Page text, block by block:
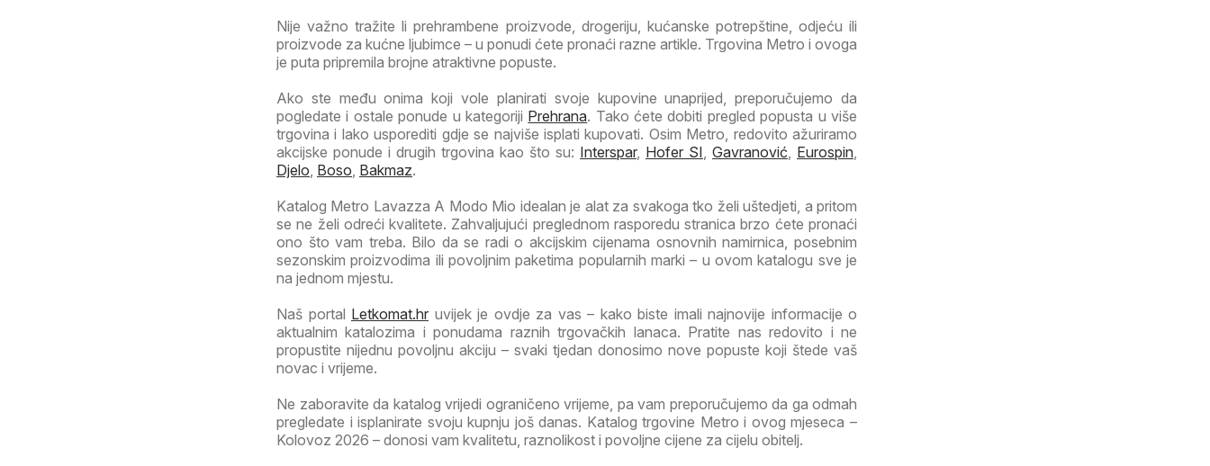
Nije važno tražite li prehrambene proizvode, drogeriju, kućanske potrepštine, odjeću ili
proizvode za kućne ljubimce – u ponudi ćete pronaći razne artikle. Trgovina Metro i ovoga
je puta pripremila brojne atraktivne popuste.
Ako ste među onima koji vole planirati svoje kupovine unaprijed, preporučujemo da
pogledate i ostale ponude u kategoriji Prehrana. Tako ćete dobiti pregled popusta u više
trgovina i lako usporediti gdje se najviše isplati kupovati. Osim Metro, redovito ažuriramo
akcijske ponude i drugih trgovina kao što su: Interspar, Hofer SI Gavranović Eurospin
Djelo Boso Bakmaz.
Katalog Metro Lavazza A Modo Mio idealan je alat za svakoga tko želi uštedjeti, a pritom
se ne želi odreći kvalitete. Zahvaljujući preglednom rasporedu stranica brzo ćete pronaći
ono što vam treba. Bilo da se radi o akcijskim cijenama osnovnih namirnica, posebnim
sezonskim proizvodima ili povoljnim paketima popularnih marki – u ovom katalogu sve je
na jednom mjestu.
Naš portal Letkomat.hr uvijek je ovdje za vas – kako biste imali najnovije informacije o
aktualnim katalozima i ponudama raznih trgovačkih lanaca. Pratite nas redovito i ne
propustite nijednu povoljnu akciju – svaki tjedan donosimo nove popuste koji štede vaš
novac i vrijeme.
Ne zaboravite da katalog vrijedi ograničeno vrijeme, pa vam preporučujemo da ga odmah
pregledate i isplanirate svoju kupnju još danas. Katalog trgovine Metro i ovog mjeseca –
Kolovoz 2026 – donosi vam kvalitetu, raznolikost i povoljne cijene za cijelu obitelj.